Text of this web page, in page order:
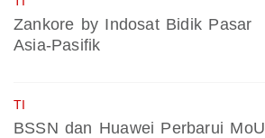
Zankore by Indosat Bidik Pasar
Asia-Pasifik
TI
BSSN dan Huawei Perbarui MoU